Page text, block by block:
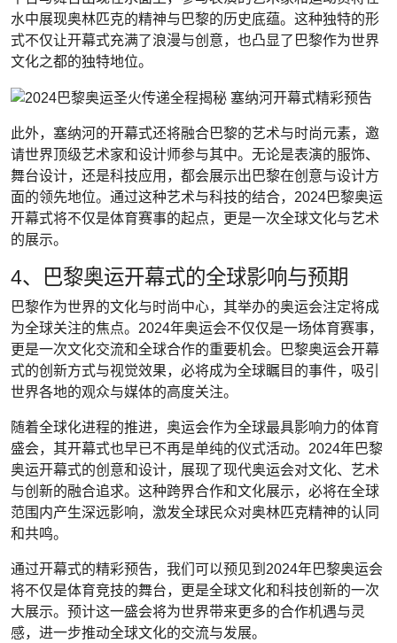
水中展现奥林匹克的精神与巴黎的历史底蕴。这种独特的形
式不仅让开幕式充满了浪漫与创意，也凸显了巴黎作为世界
文化之都的独特地位。
此外，塞纳河的开幕式还将融合巴黎的艺术与时尚元素，邀
请世界顶级艺术家和设计师参与其中。无论是表演的服饰、
舞台设计，还是科技应用，都会展示出巴黎在创意与设计方
面的领先地位。通过这种艺术与科技的结合，2024巴黎奥运
开幕式将不仅是体育赛事的起点，更是一次全球文化与艺术
的展示。
4、巴黎奥运开幕式的全球影响与预期
巴黎作为世界的文化与时尚中心，其举办的奥运会注定将成
为全球关注的焦点。2024年奥运会不仅仅是一场体育赛事，
更是一次文化交流和全球合作的重要机会。巴黎奥运会开幕
式的创新方式与视觉效果，必将成为全球瞩目的事件，吸引
世界各地的观众与媒体的高度关注。
随着全球化进程的推进，奥运会作为全球最具影响力的体育
盛会，其开幕式也早已不再是单纯的仪式活动。2024年巴黎
奥运开幕式的创意和设计，展现了现代奥运会对文化、艺术
与创新的融合追求。这种跨界合作和文化展示，必将在全球
范围内产生深远影响，激发全球民众对奥林匹克精神的认同
和共鸣。
通过开幕式的精彩预告，我们可以预见到2024年巴黎奥运会
将不仅是体育竞技的舞台，更是全球文化和科技创新的一次
大展示。预计这一盛会将为世界带来更多的合作机遇与灵
感，进一步推动全球文化的交流与发展。